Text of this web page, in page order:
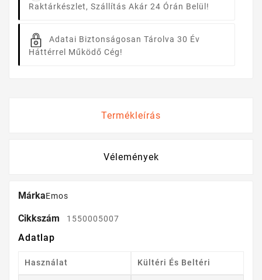
Raktárkészlet, Szállítás Akár 24 Órán Belül!
Adatai Biztonságosan Tárolva 30 Év
Háttérrel Működő Cég!
Termékleírás
Vélemények
MárkaEmos
Cikkszám 1550005007
Adatlap
Használat Kültéri És Beltéri